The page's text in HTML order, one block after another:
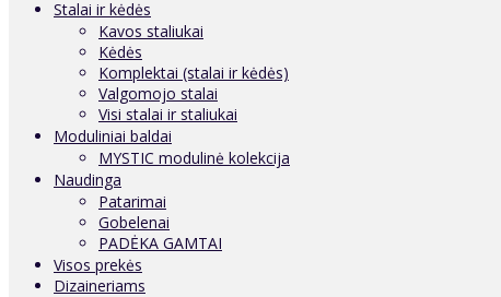
Stalai ir kėdės
Kavos staliukai
Kėdės
Komplektai (stalai ir kėdės)
Valgomojo stalai
Visi stalai ir staliukai
Moduliniai baldai
MYSTIC modulinė kolekcija
Naudinga
Patarimai
Gobelenai
PADĖKA GAMTAI
Visos prekės
Dizaineriams